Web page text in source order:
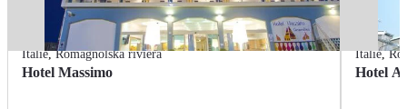
Itálie,Romagnolská riviéra
Hotel Massimo
Itálie,
Hotel